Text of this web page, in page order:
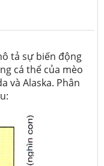
tả sự biến động
cá thể của mèo
và Alaska. Phân